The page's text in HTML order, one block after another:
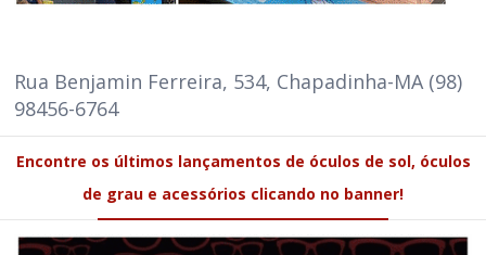
Rua Benjamin Ferreira, 534, Chapadinha-MA (98)
98456-6764
Encontre os últimos lançamentos de óculos de sol, óculos
de grau e acessórios clicando no banner!